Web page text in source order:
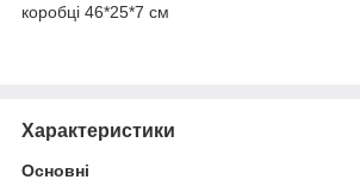
коробці 46*25*7 см
Характеристики
Основні